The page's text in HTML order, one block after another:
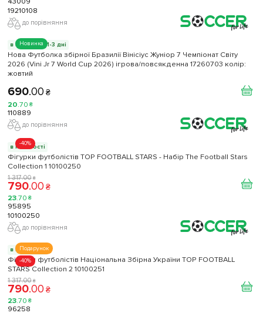
19210108
до порівняння
Новинка
в наявності 1-3 дні
Нова Футболка збірної Бразилії Вінісіус Жуніор 7 Чемпіонат Світу
2026 (Vini Jr 7 World Cup 2026) ігрова/повсякденна 17260703 колiр:
жовтий
690.00 ₴
20.70 ₴
110889
до порівняння
-40%
в наявності
Фігурки футболістів TOP FOOTBALL STARS - Набір The Football Stars
Collection 1 10100250
1 317.00 ₴
790.00 ₴
23.70 ₴
95895
10100250
до порівняння
Подарунок
-40%
в наявності
Фігурки футболістів Національна Збірна України TOP FOOTBALL
STARS Collection 2 10100251
1 317.00 ₴
790.00 ₴
23.70 ₴
96258